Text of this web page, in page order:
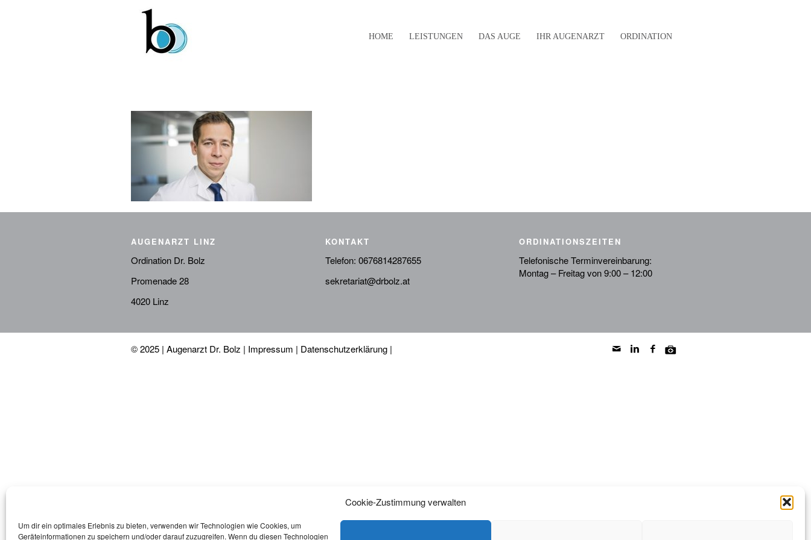
Cookie-Zustimmung verwalten
Um dir ein optimales Erlebnis zu bieten, verwenden wir Technologien wie Cookies, um
Geräteinformationen zu speichern und/oder darauf zuzugreifen. Wenn du diesen Technologien
HOME LEISTUNGEN DAS AUGE IHR AUGENARZT ORDINATION
AUGENARZT LINZ
Ordination Dr. Bolz
Promenade 28
4020 Linz
KONTAKT
Telefon: 0676814287655
sekretariat@drbolz.at
ORDINATIONSZEITEN
Telefonische Terminvereinbarung:
Montag – Freitag von 9:00 – 12:00
© 2025 | Augenarzt Dr. Bolz | Impressum | Datenschutzerklärung |